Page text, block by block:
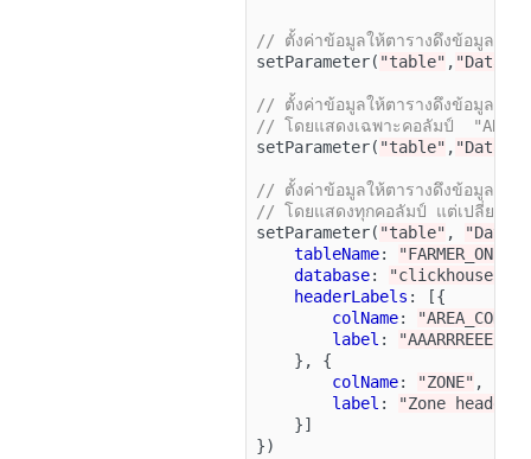
// ตั้งค่าข้อมูลให้ตารางดึงข้อมูลจาก
setParameter( "table" , "Data"
// ตั้งค่าข้อมูลให้ตารางดึงข้อมูลจาก
// โดยแสดงเฉพาะคอลัมป์
setParameter( "table" , "Data"
// ตั้งค่าข้อมูลให้ตารางดึงข้อมูลจาก
// โดยแสดงทุกคอลัมป์ แต่เปลี่ยนชื่อค
setParameter( "table" , "Data"
tableName:
database: "clickhouse"
headerLabels :
[{
colName: "AREA_CODE"
label :
},
{
colName: "ZONE" ,
label :
"Zone header
}]
})